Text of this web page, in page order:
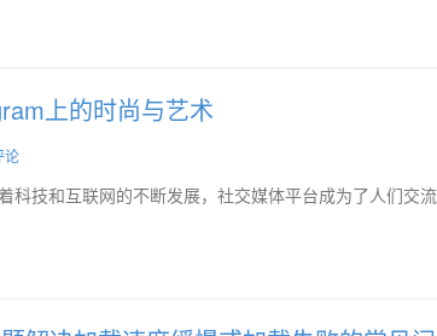
上的时尚与艺术
论
科技和互联网的不断发展，社交媒体平台成为了人们交